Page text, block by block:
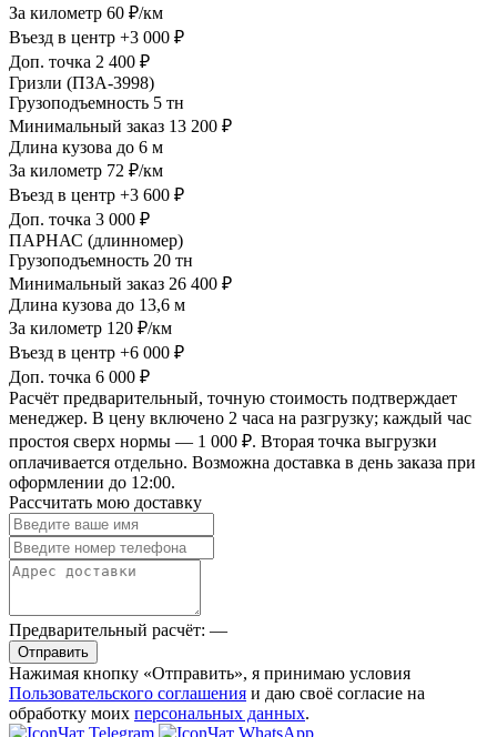
За километр 60 ₽/км
Въезд в центр +3 000 ₽
Доп. точка 2 400 ₽
Гризли (ПЗА-3998)
Грузоподъемность 5 тн
Минимальный заказ 13 200 ₽
Длина кузова до 6 м
За километр 72 ₽/км
Въезд в центр +3 600 ₽
Доп. точка 3 000 ₽
ПАРНАС (длинномер)
Грузоподъемность 20 тн
Минимальный заказ 26 400 ₽
Длина кузова до 13,6 м
За километр 120 ₽/км
Въезд в центр +6 000 ₽
Доп. точка 6 000 ₽
Расчёт предварительный, точную стоимость подтверждает
менеджер. В цену включено 2 часа на разгрузку; каждый час
простоя сверх нормы — 1 000 ₽. Вторая точка выгрузки
оплачивается отдельно. Возможна доставка в день заказа при
оформлении до 12:00.
Рассчитать мою доставку
Предварительный расчёт: —
Отправить
Нажимая кнопку «Отправить», я принимаю условия
Пользовательского соглашения и даю своё согласие на
обработку моих персональных данных.
Чат Telegram
Чат WhatsApp